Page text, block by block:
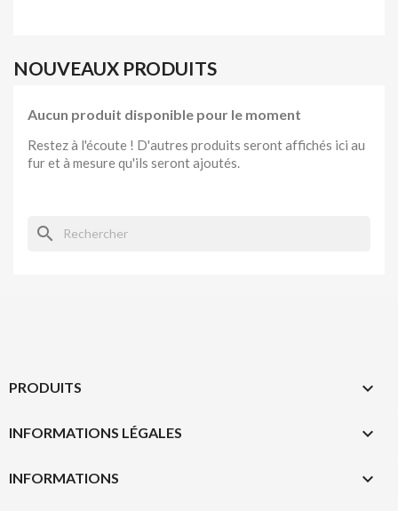
NOUVEAUX PRODUITS
Aucun produit disponible pour le moment
Restez à l'écoute ! D'autres produits seront affichés ici au
fur et à mesure qu'ils seront ajoutés.
search
PRODUITS 
INFORMATIONS LÉGALES 
INFORMATIONS keyboard_arrow_down